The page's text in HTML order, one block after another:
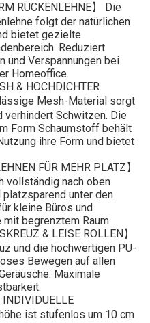
RÜCKENLEHNE】 Die
folgt der natürlichen
bietet gezielte
Reduziert
und Verspannungen bei
Homeoffice.
& HOCHDICHTER
Mesh-Material sorgt
verhindert Schwitzen. Die
Form Schaumstoff behält
ihre Form und bietet
FÜR MEHR PLATZ】
vollständig nach oben
unter den
kleine Büros und
begrenztem Raum.
& LEISE ROLLEN】
und die hochwertigen PU-
Bewegen auf allen
Maximale
INDIVIDUELLE
ist stufenlos um 10 cm